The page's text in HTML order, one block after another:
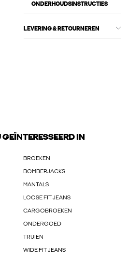
ONDERHOUDSINSTRUCTIES
LEVERING & RETOURNEREN
IN
BROEKEN
BOMBERJACKS
MANTALS
LOOSE FIT JEANS
CARGOBROEKEN
ONDERGOED
TRUIEN
WIDE FIT JEANS